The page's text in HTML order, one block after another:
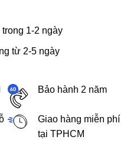
1-2 ngày
từ 2-5 ngày
Bảo hành 2 năm
Giao hàng miễn phí
tại TPHCM